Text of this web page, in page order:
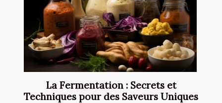
La Fermentation : Secrets et
Techniques pour des Saveurs Uniques